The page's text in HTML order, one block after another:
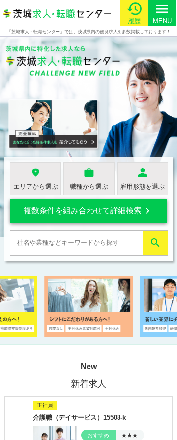
履歴
menu
MENU
「茨城求人・転職センター」では、茨城県内の優良求人を多数掲載しております！
エリアから選ぶ 職種から選ぶ 雇用形態を選ぶ
複数条件を組み合わせて詳細検索 

New
新着求人
正社員
介護職（デイサービス）15508-k
おすすめ ★★★